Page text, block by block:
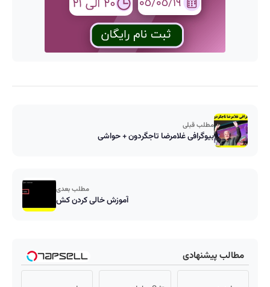
مطلب قبلی
بیوگرافی غلامرضا تاجگردون + حواشی
مطلب بعدی
آموزش خالی کردن کش
مطالب پیشنهادی